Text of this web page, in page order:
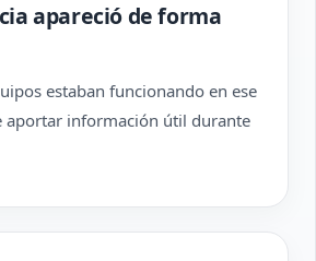
apareció de forma
estaban funcionando en ese
aportar información útil durante